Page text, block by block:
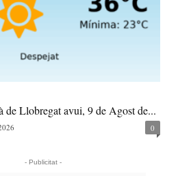
de Llobregat avui, 9 de Agost de...
0
- Publicitat -